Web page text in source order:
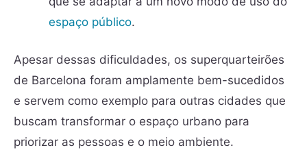
espaço público.
Apesar dessas dificuldades, os superquarteirões
de Barcelona foram amplamente bem-sucedidos
e servem como exemplo para outras cidades que
buscam transformar o espaço urbano para
priorizar as pessoas e o meio ambiente.